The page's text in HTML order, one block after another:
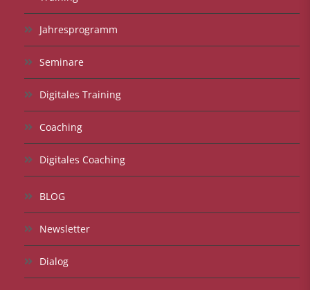
Jahresprogramm
Seminare
Digitales Training
Coaching
Digitales Coaching
BLOG
Newsletter
Dialog